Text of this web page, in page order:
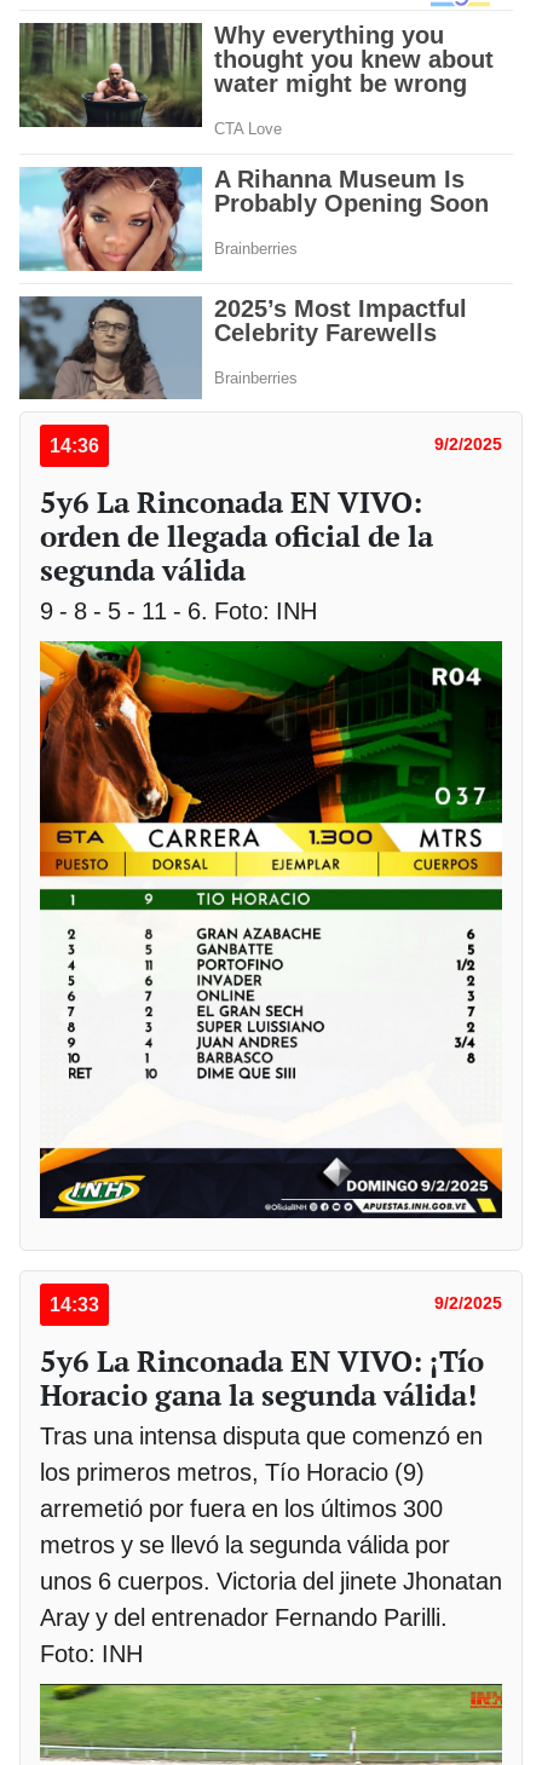
14:36 9/2/2025
5y6 La Rinconada EN VIVO:
orden de llegada oficial de la
segunda válida
9 - 8 - 5 - 11 - 6. Foto: INH
14:33 9/2/2025
5y6 La Rinconada EN VIVO: ¡Tío
Horacio gana la segunda válida!
Tras una intensa disputa que comenzó en
los primeros metros, Tío Horacio (9)
arremetió por fuera en los últimos 300
metros y se llevó la segunda válida por
unos 6 cuerpos. Victoria del jinete Jhonatan
Aray y del entrenador Fernando Parilli.
Foto: INH